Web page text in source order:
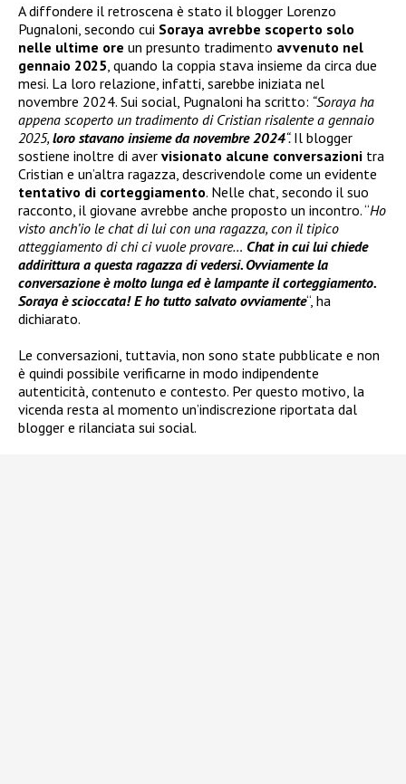
A diffondere il retroscena è stato il blogger Lorenzo
Pugnaloni, secondo cui Soraya avrebbe scoperto solo
nelle ultime ore un presunto tradimento avvenuto nel
gennaio 2025 , quando la coppia stava insieme da circa due
mesi. La loro relazione, infatti, sarebbe iniziata nel
novembre 2024. Sui social, Pugnaloni ha scritto: “Soraya ha
appena scoperto un tradimento di Cristian risalente a gennaio
2025, loro stavano insieme da novembre 2024“. Il blogger
sostiene inoltre di aver visionato alcune conversazioni tra
Cristian e un’altra ragazza, descrivendole come un evidente
tentativo di corteggiamento. Nelle chat, secondo il suo
racconto, il giovane avrebbe anche proposto un incontro. “Ho
visto anch’io le chat di lui con una ragazza, con il tipico
atteggiamento di chi ci vuole provare… Chat in cui lui chiede
addirittura a questa ragazza di vedersi. Ovviamente la
conversazione è molto lunga ed è lampante il corteggiamento.
Soraya è scioccata! E ho tutto salvato ovviamente“, ha
dichiarato.
Le conversazioni, tuttavia, non sono state pubblicate e non
è quindi possibile verificarne in modo indipendente
autenticità, contenuto e contesto. Per questo motivo, la
vicenda resta al momento un’indiscrezione riportata dal
blogger e rilanciata sui social.